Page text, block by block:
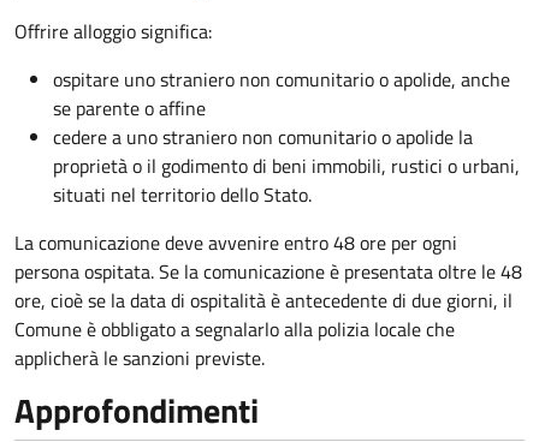
Offrire alloggio significa:
ospitare uno straniero non comunitario o apolide, anche
se parente o affine
cedere a uno straniero non comunitario o apolide la
proprietà o il godimento di beni immobili, rustici o urbani,
situati nel territorio dello Stato.
La comunicazione deve avvenire entro 48 ore per ogni
persona ospitata. Se la comunicazione è presentata oltre le 48
ore, cioè se la data di ospitalità è antecedente di due giorni, il
Comune è obbligato a segnalarlo alla polizia locale che
applicherà le sanzioni previste.
Approfondimenti